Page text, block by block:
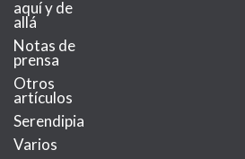
aquí y de
allá
Notas de
prensa
Otros
artículos
Serendipia
Varios